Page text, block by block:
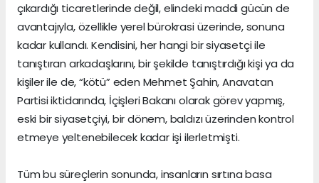
çıkardığı ticaretlerinde değil, elindeki maddi gücün de
avantajıyla, özellikle yerel bürokrasi üzerinde, sonuna
kadar kullandı. Kendisini, her hangi bir siyasetçi ile
tanıştıran arkadaşlarını, bir şekilde tanıştırdığı kişi ya da
kişiler ile de, “kötü” eden Mehmet Şahin, Anavatan
Partisi iktidarında, İçişleri Bakanı olarak görev yapmış,
eski bir siyasetçiyi, bir dönem, baldızı üzerinden kontrol
etmeye yeltenebilecek kadar işi ilerletmişti.
Tüm bu süreçlerin sonunda, insanların sırtına basa